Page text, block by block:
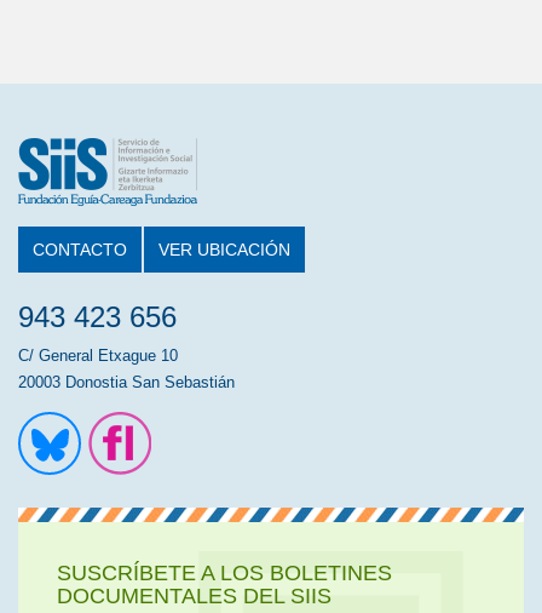
CONTACTO VER UBICACIÓN
943 423 656
C/ General Etxague 10
20003 Donostia San Sebastián
SUSCRÍBETE A LOS BOLETINES
DOCUMENTALES DEL SIIS